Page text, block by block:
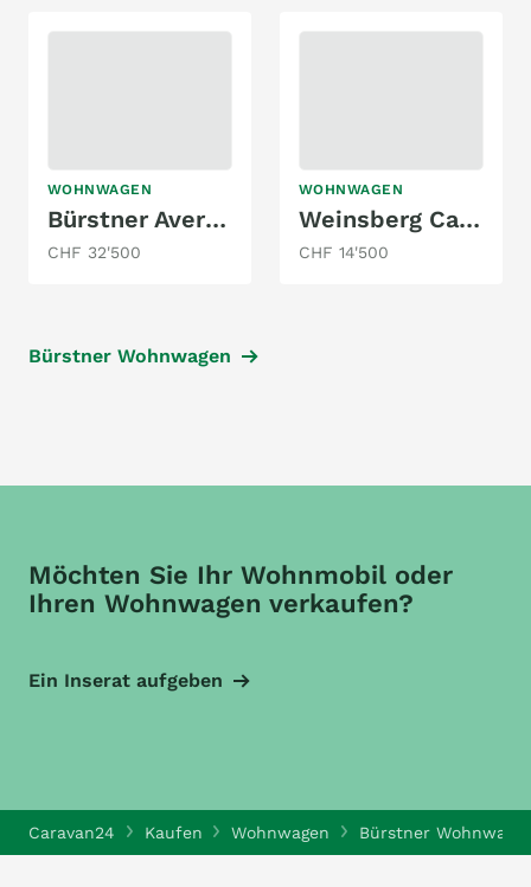
WOHNWAGEN
Bürstner Averso 560 TK
CHF 32'500
WOHNWAGEN
Weinsberg Cara One 400 LK
CHF 14'500
Bürstner Wohnwagen
Möchten Sie Ihr Wohnmobil oder
Ihren Wohnwagen verkaufen?
Ein Inserat aufgeben
Caravan24 Kaufen Wohnwagen Bürstner